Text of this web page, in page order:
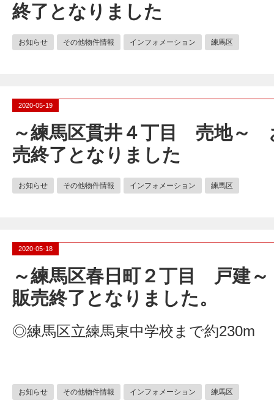
終了となりました
お知らせ その他物件情報 インフォメーション 練馬区
2020-05-19
～練馬区貫井４丁目 売地～
売終了となりました
お知らせ その他物件情報 インフォメーション 練馬区
2020-05-18
～練馬区春日町２丁目 戸建
販売終了となりました。
◎練馬区立練馬東中学校まで約230m
お知らせ その他物件情報 インフォメーション 練馬区